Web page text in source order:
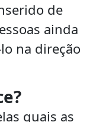
de
ainda
na direção
quais as